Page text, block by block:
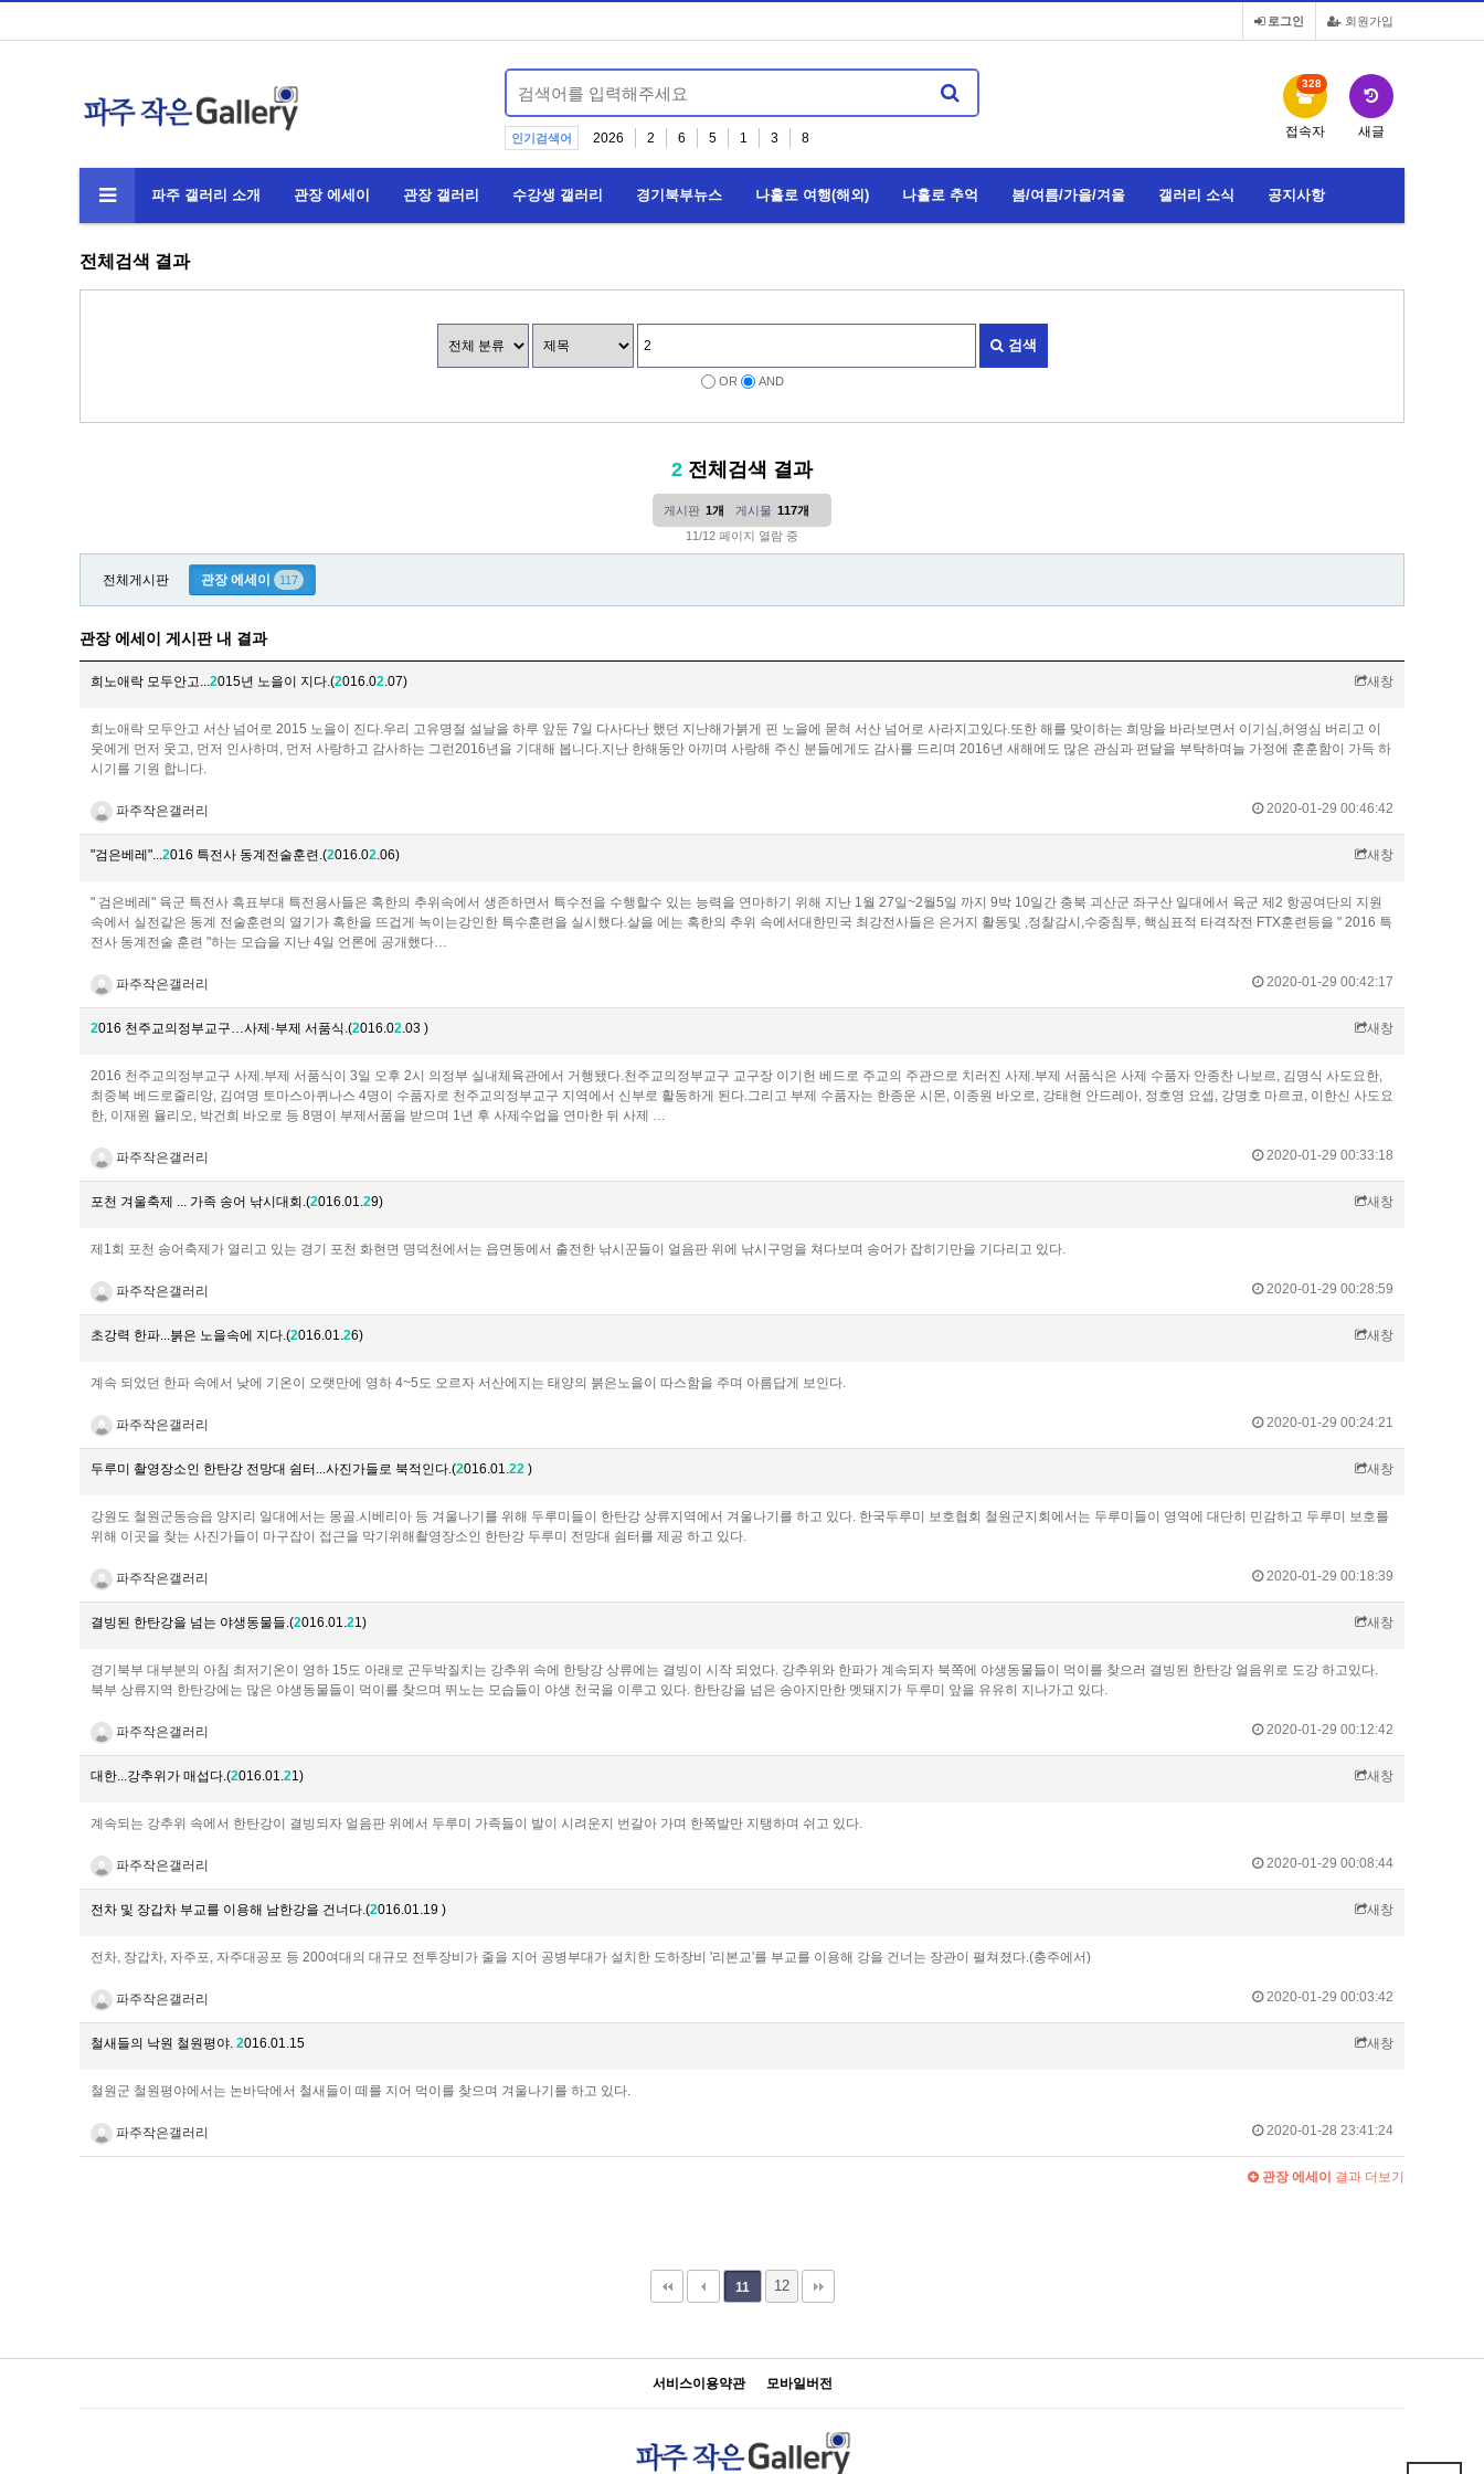
회원가입
로그인
인기검색어 2026 2 6 5 1 3 8 접속자
328
새글
파주 갤러리 소개 관장 에세이 관장 갤러리 수강생 갤러리 경기북부뉴스 나홀로 여행(해외) 나홀로 추억 봄/여름/가을/겨울 갤러리 소식 공지사항
전체검색 결과
검색
OR AND
2 전체검색 결과
게시판 1개 게시물 117개
11/12 페이지 열람 중
전체게시판 관장 에세이 117
관장 에세이 게시판 내 결과
희노애락 모두안고... 2015년 노을이 지다.(2016.02 .07) 새창
희노애락 모두안고 서산 넘어로 2015 노을이 진다.우리 고유명절 설날을 하루 앞둔 7일 다사다난 했던 지난해가붉게 핀 노을에 묻혀 서산 넘어로 사라지고있다.또한 해를 맞이하는 희망을 바라보면서 이기심,허영심 버리고 이
웃에게 먼저 웃고, 먼저 인사하며, 먼저 사랑하고 감사하는 그런2016년을 기대해 봅니다.지난 한해동안 아끼며 사랑해 주신 분들에게도 감사를 드리며 2016년 새해에도 많은 관심과 편달을 부탁하며늘 가정에 훈훈함이 가득 하
시기를 기원 합니다.
파주작은갤러리 2020-01-29 00:46:42
"검은베레"... 2016 특전사 동계전술훈련.(2016.02 .06) 새창
" 검은베레" 육군 특전사 흑표부대 특전용사들은 혹한의 추위속에서 생존하면서 특수전을 수행할수 있는 능력을 연마하기 위해 지난 1월 27일~2월5일 까지 9박 10일간 충북 괴산군 좌구산 일대에서 육군 제2 항공여단의 지원
속에서 실전같은 동계 전술훈련의 열기가 혹한을 뜨겁게 녹이는강인한 특수훈련을 실시했다.살을 에는 혹한의 추위 속에서대한민국 최강전사들은 은거지 활동및 ,정찰감시,수중침투, 핵심표적 타격작전 FTX훈련등을 " 2016 특
전사 동계전술 훈련 "하는 모습을 지난 4일 언론에 공개했다…
파주작은갤러리 2020-01-29 00:42:17
2016 천주교의정부교구…사제·부제 서품식.(2016.02 .03 ) 새창
2016 천주교의정부교구 사제.부제 서품식이 3일 오후 2시 의정부 실내체육관에서 거행됐다.천주교의정부교구 교구장 이기헌 베드로 주교의 주관으로 치러진 사제.부제 서품식은 사제 수품자 안종찬 나보르, 김명식 사도요한,
최중복 베드로줄리앙, 김여명 토마스아퀴나스 4명이 수품자로 천주교의정부교구 지역에서 신부로 활동하게 된다.그리고 부제 수품자는 한종운 시몬, 이종원 바오로, 강태현 안드레아, 정호영 요셉, 강명호 마르코, 이한신 사도요
한, 이재원 율리오, 박건희 바오로 등 8명이 부제서품을 받으며 1년 후 사제수업을 연마한 뒤 사제 …
파주작은갤러리 2020-01-29 00:33:18
포천 겨울축제 ... 가족 송어 낚시대회.(2016.01. 29) 새창
제1회 포천 송어축제가 열리고 있는 경기 포천 화현면 명덕천에서는 읍면동에서 출전한 낚시꾼들이 얼음판 위에 낚시구멍을 쳐다보며 송어가 잡히기만을 기다리고 있다.
파주작은갤러리 2020-01-29 00:28:59
초강력 한파...붉은 노을속에 지다.(2016.01. 26) 새창
계속 되었던 한파 속에서 낮에 기온이 오랫만에 영하 4~5도 오르자 서산에지는 태양의 붉은노을이 따스함을 주며 아름답게 보인다.
파주작은갤러리 2020-01-29 00:24:21
두루미 촬영장소인 한탄강 전망대 쉼터...사진가들로 북적인다.(2016.01. 22 ) 새창
강원도 철원군동승읍 양지리 일대에서는 몽골.시베리아 등 겨울나기를 위해 두루미들이 한탄강 상류지역에서 겨울나기를 하고 있다. 한국두루미 보호협회 철원군지회에서는 두루미들이 영역에 대단히 민감하고 두루미 보호를
위해 이곳을 찾는 사진가들이 마구잡이 접근을 막기위해촬영장소인 한탄강 두루미 전망대 쉼터를 제공 하고 있다.
파주작은갤러리 2020-01-29 00:18:39
결빙된 한탄강을 넘는 야생동물들.(2016.01. 21) 새창
경기북부 대부분의 아침 최저기온이 영하 15도 아래로 곤두박질치는 강추위 속에 한탕강 상류에는 결빙이 시작 되었다. 강추위와 한파가 계속되자 북쪽에 야생동물들이 먹이를 찾으러 결빙된 한탄강 얼음위로 도강 하고있다.
북부 상류지역 한탄강에는 많은 야생동물들이 먹이를 찾으며 뛰노는 모습들이 야생 천국을 이루고 있다. 한탄강을 넘은 송아지만한 멧돼지가 두루미 앞을 유유히 지나가고 있다.
파주작은갤러리 2020-01-29 00:12:42
대한...강추위가 매섭다.(2016.01. 21) 새창
​​계속되는 강추위 속에서 한탄강이 결빙되자 얼음판 위에서 두루미 가족들이 발이 시려운지 번갈아 가며 한쪽발만 지탱하며 쉬고 있다.
파주작은갤러리 2020-01-29 00:08:44
전차 및 장갑차 부교를 이용해 남한강을 건너다.(2016.01.19 ) 새창
전차, 장갑차, 자주포, 자주대공포 등 200여대의 대규모 전투장비가 줄을 지어 공병부대가 설치한 도하장비 '리본교'를 부교를 이용해 강을 건너는 장관이 펼쳐졌다.(충주에서)
파주작은갤러리 2020-01-29 00:03:42
철새들의 낙원 철원평야. 2016.01.15 새창
​​철원군 철원평야에서는 논바닥에서 철새들이 떼를 지어 먹이를 찾으며 겨울나기를 하고 있다.
파주작은갤러리 2020-01-28 23:41:24
관장 에세이 결과 더보기
11 12
서비스이용약관 모바일버전